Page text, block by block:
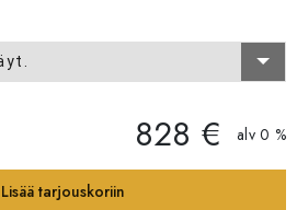
828 € alv 0 %
tarjouskoriin